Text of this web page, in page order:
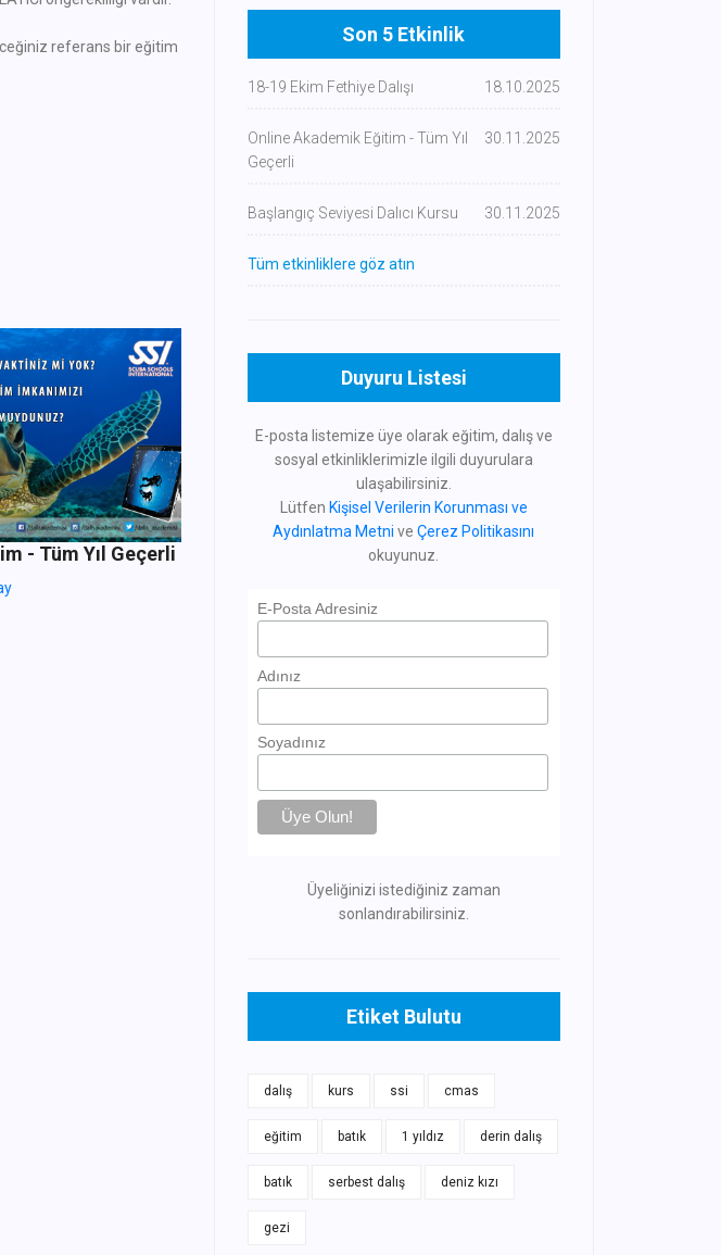
referans bir eğitim
- Tüm Yıl Geçerli
Son 5 Etkinlik
18-19 Ekim Fethiye Dalışı 18.10.2025
Online Akademik Eğitim - Tüm Yıl
Geçerli
30.11.2025
Başlangıç Seviyesi Dalıcı Kursu 30.11.2025
Tüm etkinliklere göz atın
Duyuru Listesi
E-posta listemize üye olarak eğitim, dalış ve
sosyal etkinliklerimizle ilgili duyurulara
ulaşabilirsiniz.
Lütfen Kişisel Verilerin Korunması ve
Aydınlatma Metni veÇerez Politikasını
okuyunuz.
E-Posta Adresiniz
Adınız
Soyadınız
Üyeliğinizi istediğiniz zaman
sonlandırabilirsiniz.
Etiket Bulutu
dalış kurs ssi cmas
eğitim batık 1 yıldız derin dalış
batık serbest dalış deniz kızı
gezi